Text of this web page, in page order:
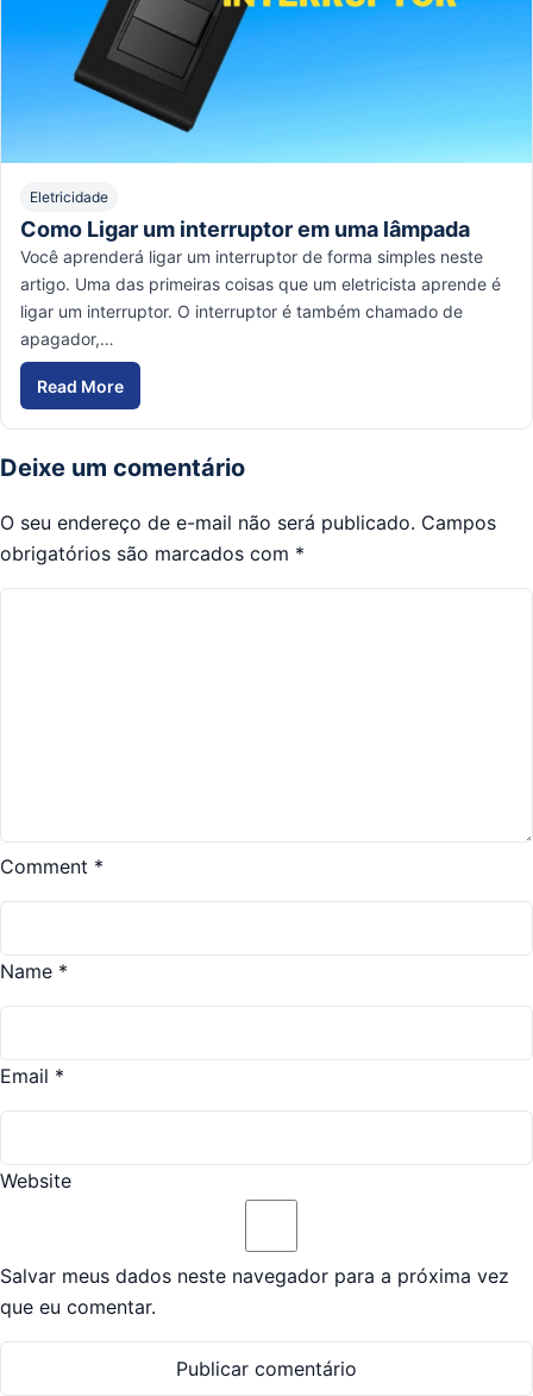
Eletricidade
Como Ligar um interruptor em uma lâmpada
Você aprenderá ligar um interruptor de forma simples neste
artigo. Uma das primeiras coisas que um eletricista aprende é
ligar um interruptor. O interruptor é também chamado de
apagador,…
Read More
Como Ligar um interruptor em uma lâmpada
Deixe um comentário
O seu endereço de e-mail não será publicado. Campos
obrigatórios são marcados com *
Comment *
Name *
Email *
Website
Salvar meus dados neste navegador para a próxima vez
que eu comentar.